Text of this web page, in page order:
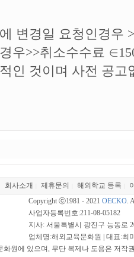
변경일 요청인경우
우>>취소수수료
인 것이며 사전 공고
회사소개 제휴문의 해외학교 등록
Copyright ⓒ1981 - 2021 OECKO.
사업자등록번호:211-08-05182
지사: 서울특별시 광진구 능동로
업체명:해외교육문화원 | 대표:최
원에 있으며, 무단 복제나 도용은 저